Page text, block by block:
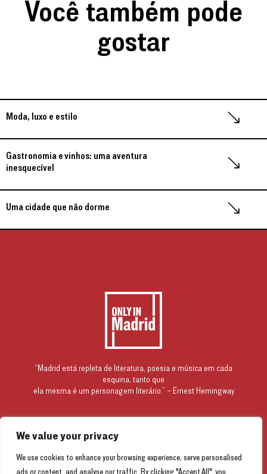
We value your privacy
We use cookies to enhance your browsing experience, serve personalised
ads or content, and analyse our traffic. By clicking "Accept All", you
Você também pode
gostar
Moda, luxo e estilo
Gastronomia e vinhos: uma aventura
inesquecível
Uma cidade que não dorme
“Madrid está repleta de literatura, poesia e música em cada
esquina, tanto que
ela mesma é um personagem literário.” – Ernest Hemingway